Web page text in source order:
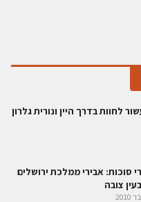
העשור לחוות בדרך היין ונורית גלרון
סוכות: אבירי ממלכת ירושלים
צובה